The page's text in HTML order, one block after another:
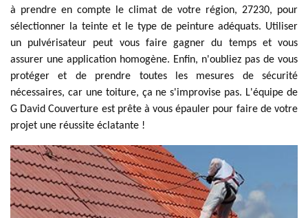
à prendre en compte le climat de votre région, 27230, pour
sélectionner la teinte et le type de peinture adéquats. Utiliser
un pulvérisateur peut vous faire gagner du temps et vous
assurer une application homogène. Enfin, n'oubliez pas de vous
protéger et de prendre toutes les mesures de sécurité
nécessaires, car une toiture, ça ne s'improvise pas. L'équipe de
G David Couverture est prête à vous épauler pour faire de votre
projet une réussite éclatante !